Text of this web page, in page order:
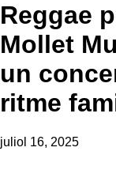
Reggae
Mollet
un
ritme
juliol 16, 2025